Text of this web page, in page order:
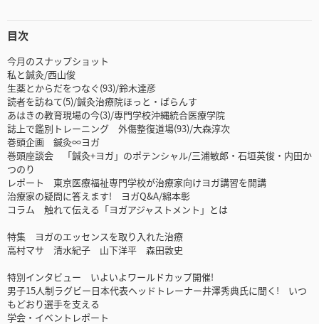
目次
今月のスナップショット
私と鍼灸/西山俊
生薬とからだをつなぐ(93)/鈴木達彦
読者を訪ねて(5)/鍼灸治療院ほっと・ばらんす
あはきの教育現場の今(3)/専門学校沖縄統合医療学院
誌上で鑑別トレーニング 外傷整復道場(93)/大森淳次
巻頭企画 鍼灸∞ヨガ
巻頭座談会 「鍼灸+ヨガ」のポテンシャル/三浦敏郎・石垣英俊・内田か
つのり
レポート 東京医療福祉専門学校が治療家向けヨガ講習を開講
治療家の疑問に答えます! ヨガQ&A/綿本彰
コラム 触れて伝える「ヨガアジャストメント」とは
特集 ヨガのエッセンスを取り入れた治療
高村マサ 清水紀子 山下洋平 森田敦史
特別インタビュー いよいよワールドカップ開催!
男子15人制ラグビー日本代表ヘッドトレーナー井澤秀典氏に聞く! いつ
もどおり選手を支える
学会・イベントレポート